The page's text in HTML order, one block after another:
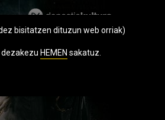
bisitatzen dituzun web orriak)
dezakezu HEMEN sakatuz.